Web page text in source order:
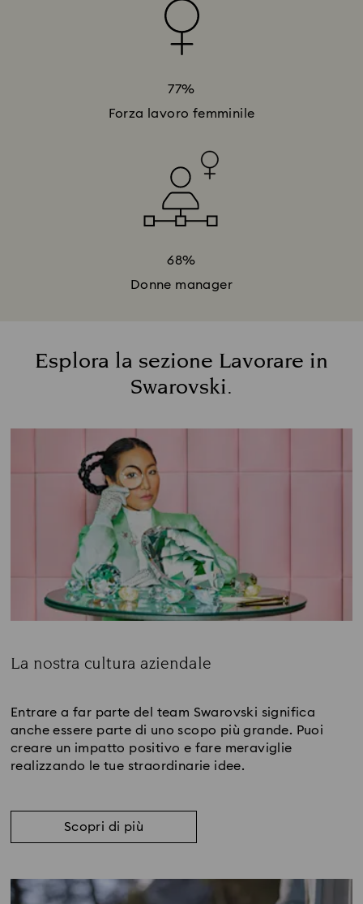
77%
Forza lavoro femminile
68%
Donne manager
Esplora la sezione Lavorare in
Swarovski.
La nostra cultura aziendale
Entrare a far parte del team Swarovski significa
anche essere parte di uno scopo più grande. Puoi
creare un impatto positivo e fare meraviglie
realizzando le tue straordinarie idee.
Scopri di più